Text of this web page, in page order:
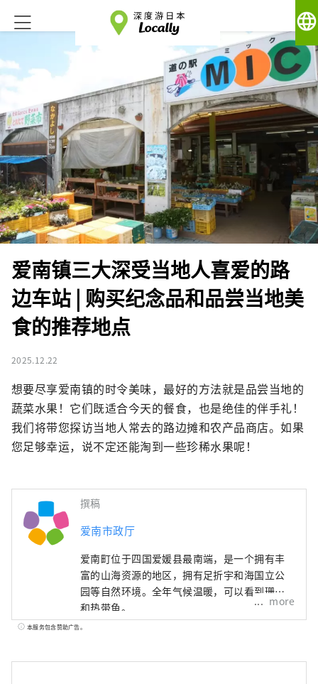
language
爱南镇三大深受当地人喜爱的路
边车站 | 购买纪念品和品尝当地美
食的推荐地点
2025.12.22
想要尽享爱南镇的时令美味，最好的方法就是品尝当地的
蔬菜水果！它们既适合今天的餐食，也是绝佳的伴手礼！
我们将带您探访当地人常去的路边摊和农产品商店。如果
您足够幸运，说不定还能淘到一些珍稀水果呢！
撰稿
爱南市政厅
爱南町位于四国爱媛县最南端，是一个拥有丰
富的山海资源的地区，拥有足折宇和海国立公
园等自然环境。全年气候温暖，可以看到珊瑚
和热带鱼。
more
本服务包含赞助广告。